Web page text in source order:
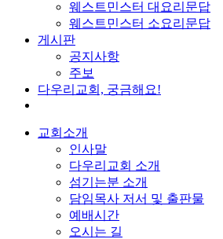
웨스트민스터 대요리문답
웨스트민스터 소요리문답
게시판
공지사항
주보
다우리교회, 궁금해요!
교회소개
인사말
다우리교회 소개
섬기는분 소개
담임목사 저서 및 출판물
예배시간
오시는 길